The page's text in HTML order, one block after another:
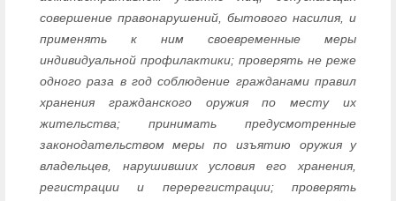
совершение правонарушений, бытового насилия, и
применять к ним своевременные меры
индивидуальной профилактики; проверять не реже
одного раза в год соблюдение гражданами правил
хранения гражданского оружия по месту их
жительства; принимать предусмотренные
законодательством меры по изъятию оружия у
владельцев, нарушивших условия его хранения,
регистрации и перерегистрации; проверять